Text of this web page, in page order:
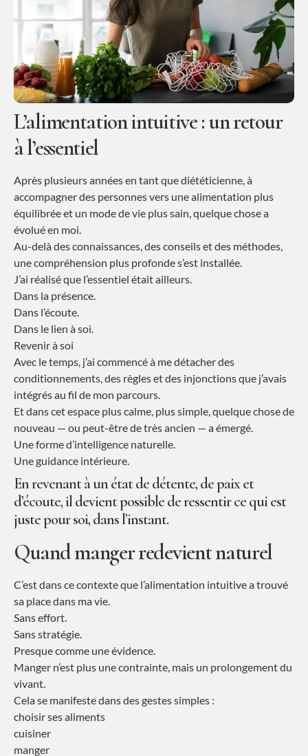
L’alimentation intuitive : un retour
à l’essentiel
Après plusieurs années en tant que diététicienne, à
accompagner des personnes vers une alimentation plus
équilibrée et un mode de vie plus sain, quelque chose a
évolué en moi.
Au-delà des connaissances, des conseils et des méthodes,
une compréhension plus profonde s’est installée.
J’ai réalisé que l’essentiel était ailleurs.
Dans la présence.
Dans l’écoute.
Dans le lien à soi.
Revenir à soi
Avec le temps, j’ai commencé à me détacher des
conditionnements, des règles et des injonctions que j’avais
intégrés au fil de mon parcours.
Et dans cet espace plus calme, plus simple, quelque chose de
nouveau — ou peut-être de très ancien — a émergé.
Une forme d’intelligence naturelle.
Une guidance intérieure.
En revenant à un état de détente, de paix et
d’écoute, il devient possible de ressentir ce qui est
juste pour soi, dans l’instant.
Quand manger redevient naturel
C’est dans ce contexte que l’alimentation intuitive a trouvé
sa place dans ma vie.
Sans effort.
Sans stratégie.
Presque comme une évidence.
Manger n’est plus une contrainte, mais un prolongement du
vivant.
Cela se manifeste dans des gestes simples :
choisir ses aliments
cuisiner
manger